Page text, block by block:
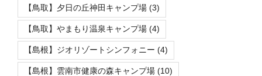
【鳥取】夕日の丘神田キャンプ場 (3)
【鳥取】やまもり温泉キャンプ場 (4)
【島根】ジオリゾートシンフォニー (4)
【島根】雲南市健康の森キャンプ場 (10)